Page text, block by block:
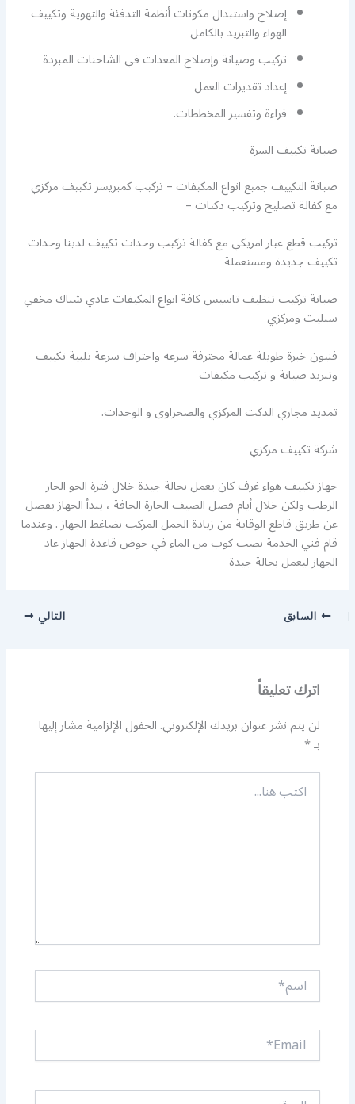
إصلاح واستبدال مكونات أنظمة التدفئة والتهوية وتكييف
الهواء والتبريد بالكامل
تركيب وصيانة وإصلاح المعدات في الشاحنات المبردة
إعداد تقديرات العمل
قراءة وتفسير المخططات.
صيانة تكييف السرة
صيانة التكييف جميع انواع المكيفات – تركيب كمبريسر تكييف مركزي
مع كفالة تصليح وتركيب دكتات –
تركيب قطع غيار امريكي مع كفالة تركيب وحدات تكييف لدينا وحدات
تكييف جديدة ومستعملة
صيانة تركيب تنظيف تاسيس كافة انواع المكيفات عادي شباك مخفي
سبليت ومركزي
فنيون خبرة طويلة عمالة محترفة سرعه واحتراف سرعة تلبية تكييف
وتبريد صيانة و تركيب مكيفات
تمديد مجاري الدكت المركزي والصحراوى و الوحدات.
شركة تكييف مركزي
جهاز تكييف هواء غرف كان يعمل بحالة جيدة خلال فترة الجو الحار
الرطب ولكن خلال أيام فصل الصيف الحارة الجافة ، يبدأ الجهاز يفصل
عن طريق قاطع الوقاية من زيادة الحمل المركب بضاغط الجهاز . وعندما
قام فني الخدمة بصب كوب من الماء في حوض قاعدة الجهاز عاد
الجهاز ليعمل بحالة جيدة
السابق التالي
اترك تعليقاً
لن يتم نشر عنوان بريدك الإلكتروني.الحقول الإلزامية مشار إليها
بـ*
اكتب
هنا...
اسم*
Email*
الموقع